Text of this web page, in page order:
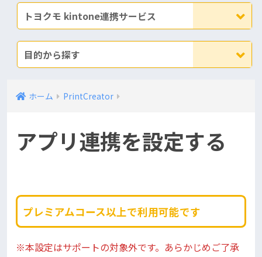
トヨクモ kintone連携サービス
目的から探す
ホーム PrintCreator
アプリ連携を設定する
プレミアムコース以上で利用可能です
※本設定はサポートの対象外です。あらかじめご了承